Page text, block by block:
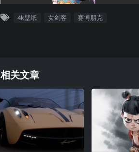
4k壁纸 女剑客 赛博朋克
相关文章